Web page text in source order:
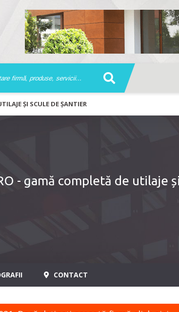
ȘI SCULE DE ȘANTIER
- gamă completă de utilaje
CONTACT